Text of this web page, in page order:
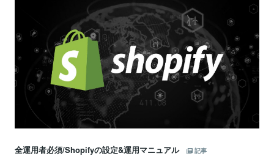
全運用者必須/Shopifyの設定&運用マニュアル
記事